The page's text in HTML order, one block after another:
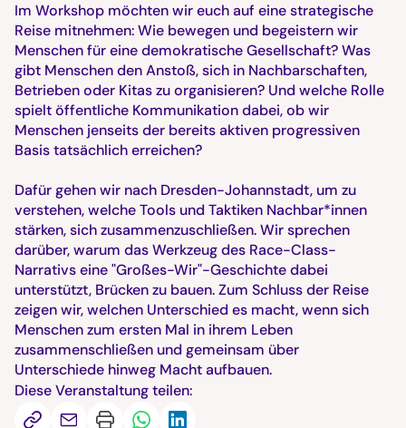
Im Workshop möchten wir euch auf eine strategische
Reise mitnehmen: Wie bewegen und begeistern wir
Menschen für eine demokratische Gesellschaft? Was
gibt Menschen den Anstoß, sich in Nachbarschaften,
Betrieben oder Kitas zu organisieren? Und welche Rolle
spielt öffentliche Kommunikation dabei, ob wir
Menschen jenseits der bereits aktiven progressiven
Basis tatsächlich erreichen?
Dafür gehen wir nach Dresden-Johannstadt, um zu
verstehen, welche Tools und Taktiken Nachbar*innen
stärken, sich zusammenzuschließen. Wir sprechen
darüber, warum das Werkzeug des Race-Class-
Narrativs eine "Großes-Wir"-Geschichte dabei
unterstützt, Brücken zu bauen. Zum Schluss der Reise
zeigen wir, welchen Unterschied es macht, wenn sich
Menschen zum ersten Mal in ihrem Leben
zusammenschließen und gemeinsam über
Unterschiede hinweg Macht aufbauen.
Diese Veranstaltung teilen: